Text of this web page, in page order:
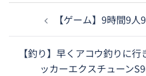
ナ
【ゲーム】9時間9
【釣り】早くアコウ釣りに
ッカーエクスチューン